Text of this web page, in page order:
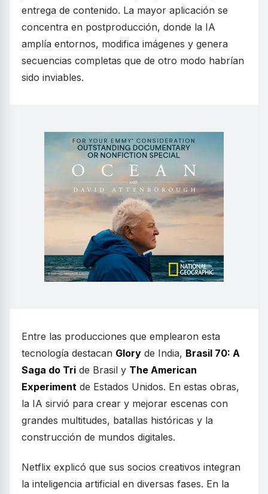
entrega de contenido. La mayor aplicación se
concentra en postproducción, donde la IA
amplía entornos, modifica imágenes y genera
secuencias completas que de otro modo habrían
sido inviables.
Entre las producciones que emplearon esta
tecnología destacan Glory de India, Brasil 70: A
Saga do Tri de Brasil y The American
Experiment de Estados Unidos. En estas obras,
la IA sirvió para crear y mejorar escenas con
grandes multitudes, batallas históricas y la
construcción de mundos digitales.
Netflix explicó que sus socios creativos integran
la inteligencia artificial en diversas fases. En la